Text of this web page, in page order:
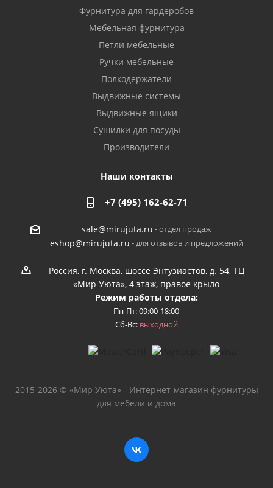
Фурнитура для гардеробов
Мебельная фурнитура
Петли мебельные
Ручки мебельные
Полкодержатели
Выдвижные системы
Выдвижные ящики
Сушилки для посуды
Производители
Наши контакты
+7 (495) 162-62-71
sale@mirujuta.ru - отдел продаж
eshop@mirujuta.ru - для отзывов и предложений
Россия, г. Москва, шоссе Энтузиастов, д. 54, ТЦ
«Мир Уюта», 4 этаж, правое крыло
Режим работы отдела:
Пн-Пт: 09:00-18:00
Сб-Вс: выходной
2015-2026 © «Мир Уюта» - Интернет-магазин фурнитуры
для мебели и дома